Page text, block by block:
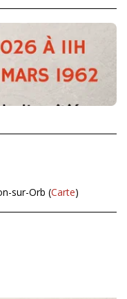
sur-Orb (Carte)